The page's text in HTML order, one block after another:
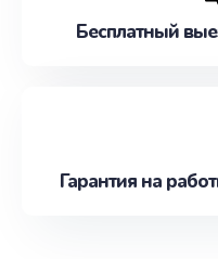
Бесплатный
Гарантия на